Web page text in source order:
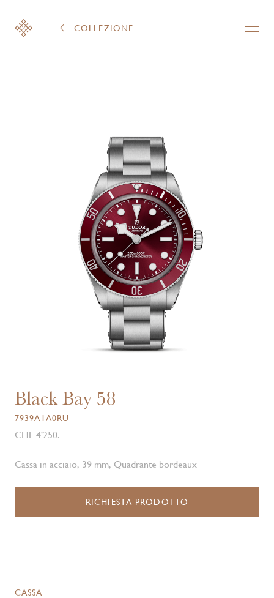
COLLEZIONE
Black Bay 58
7939A1A0RU
CHF 4'250.-
Cassa in acciaio, 39 mm, Quadrante bordeaux
RICHIESTA PRODOTTO
CASSA